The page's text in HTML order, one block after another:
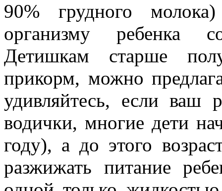
90% грудного
организму ребенка
Детишкам старше
прикорм, можно
удивляйтесь, если ваш
водички, многие дети
году), а до этого
разжижать питание